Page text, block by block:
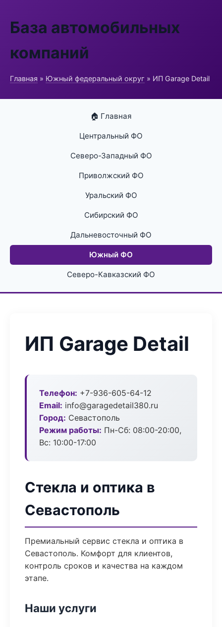
База автомобильных
компаний
Главная » Южный федеральный округ » ИП Garage Detail
🏠 Главная
Центральный ФО
Северо-Западный ФО
Приволжский ФО
Уральский ФО
Сибирский ФО
Дальневосточный ФО
Южный ФО
Северо-Кавказский ФО
ИП Garage Detail
Телефон: +7-936-605-64-12
Email: info@garagedetail380.ru
Город: Севастополь
Режим работы: Пн-Сб: 08:00-20:00,
Вс: 10:00-17:00
Стекла и оптика в
Севастополь
Премиальный сервис стекла и оптика в
Севастополь. Комфорт для клиентов,
контроль сроков и качества на каждом
этапе.
Наши услуги